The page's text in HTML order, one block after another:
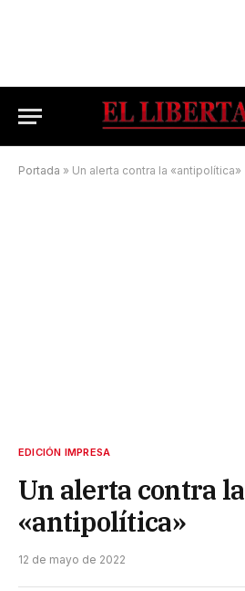
Portada » Un alerta contra la «antipolítica»
EDICIÓN IMPRESA
Un alerta contra la
«antipolítica»
12 de mayo de 2022